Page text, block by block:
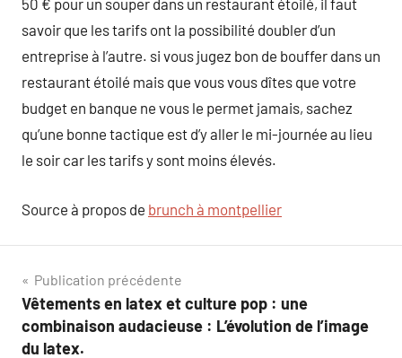
50 € pour un souper dans un restaurant étoilé, il faut
savoir que les tarifs ont la possibilité doubler d’un
entreprise à l’autre. si vous jugez bon de bouffer dans un
restaurant étoilé mais que vous vous dîtes que votre
budget en banque ne vous le permet jamais, sachez
qu’une bonne tactique est d’y aller le mi-journée au lieu
le soir car les tarifs y sont moins élevés.
Source à propos de brunch à montpellier
Navigation
de
Publication précédente
Vêtements en latex et culture pop : une
combinaison audacieuse : L’évolution de l’image
du latex.